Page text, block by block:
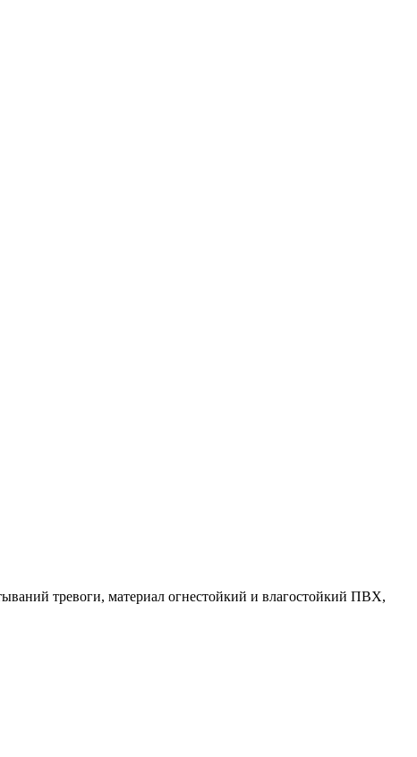
тревоги, материал огнестойкий и влагостойкий ПВХ,